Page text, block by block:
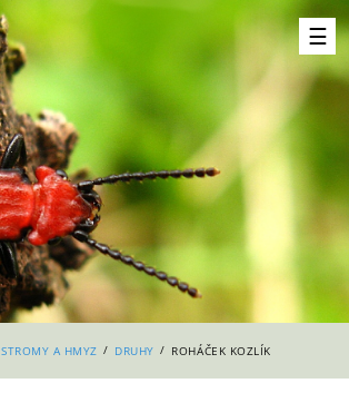
STROMY A HMYZ / DRUHY / ROHÁČEK KOZLÍK